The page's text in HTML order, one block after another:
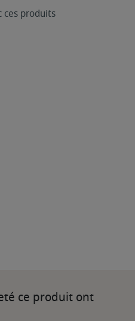
ces produits
ce produit ont